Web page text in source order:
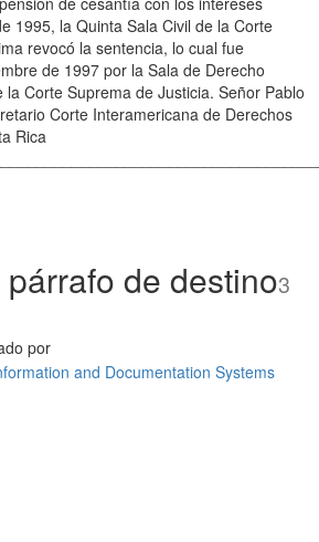
1995, la Quinta Sala Civil de la Corte
revocó la sentencia, lo cual fue
de 1997 por la Sala de Derecho
la Corte Suprema de Justicia. Señor Pablo
Corte Interamericana de Derechos
Rica
de destino3
por